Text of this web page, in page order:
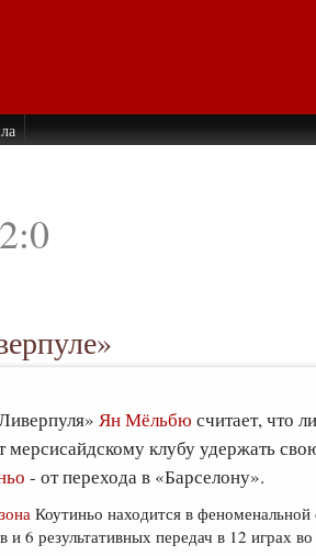
Ян Мёльбю считает, что
мерсисайдскому клубу удержать
- от перехода в «Барселону».
Коутиньо находится в
и 6 результативных передач в 12 играх